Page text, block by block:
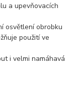
a upevňovacích
osvětlení obrobku
použití ve
i velmi namáhavá